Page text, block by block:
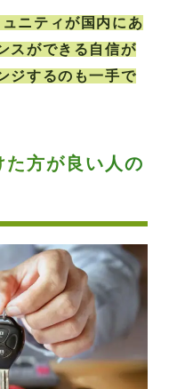
ニティが国内にあ
スができる自信が
ジするのも一手で
方が良い人の